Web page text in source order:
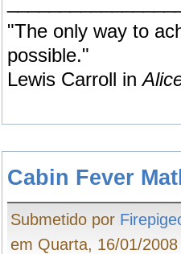
"The only way to
possible."
Lewis Carroll in
Cabin Fever
Submetido por
em Quarta, 16/01/